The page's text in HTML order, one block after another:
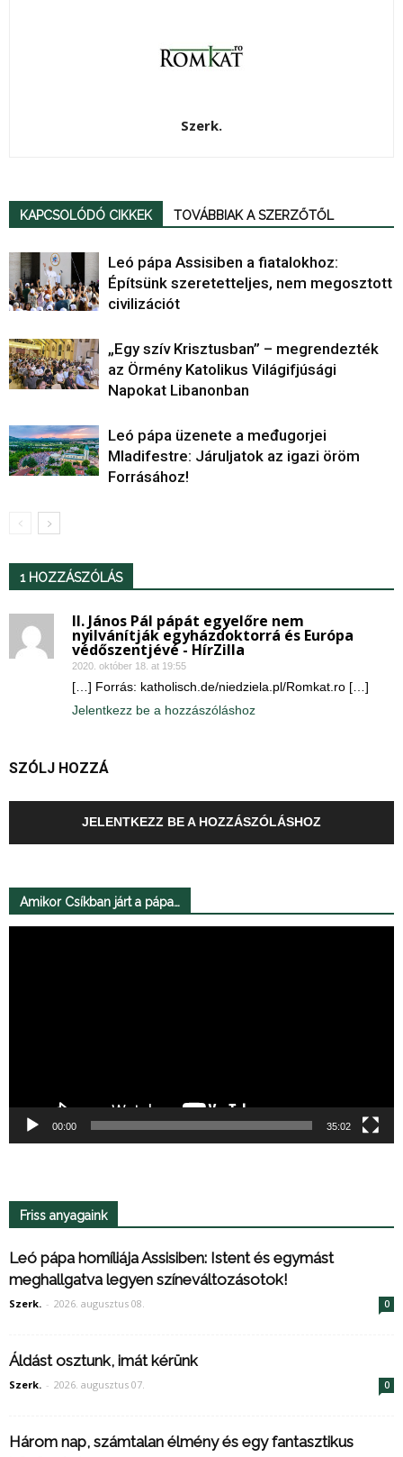
Szerk.
KAPCSOLÓDÓ CIKKEK TOVÁBBIAK A SZERZŐTŐL
Leó pápa Assisiben a fiatalokhoz:
Építsünk szeretetteljes, nem megosztott
civilizációt
„Egy szív Krisztusban” – megrendezték
az Örmény Katolikus Világifjúsági
Napokat Libanonban
Leó pápa üzenete a međugorjei
Mladifestre: Járuljatok az igazi öröm
Forrásához!
1 HOZZÁSZÓLÁS
II. János Pál pápát egyelőre nem
nyilvánítják egyházdoktorrá és Európa
védőszentjévé - HírZilla
2020. október 18. at 19:55
[…] Forrás: katholisch.de/niedziela.pl/Romkat.ro […]
Jelentkezz be a hozzászóláshoz
SZÓLJ HOZZÁ
JELENTKEZZ BE A HOZZÁSZÓLÁSHOZ
Amikor Csíkban járt a pápa…
00:00 35:02
Friss anyagaink
Leó pápa homíliája Assisiben: Istent és egymást
meghallgatva legyen színeváltozásotok!
Szerk. - 2026. augusztus 08. 0
Áldást osztunk, imát kérünk
Szerk. - 2026. augusztus 07. 0
Három nap, számtalan élmény és egy fantasztikus